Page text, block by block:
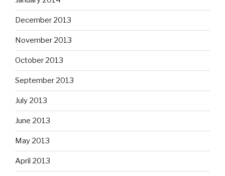
December 2013
November 2013
October 2013
September 2013
July 2013
June 2013
May 2013
April 2013